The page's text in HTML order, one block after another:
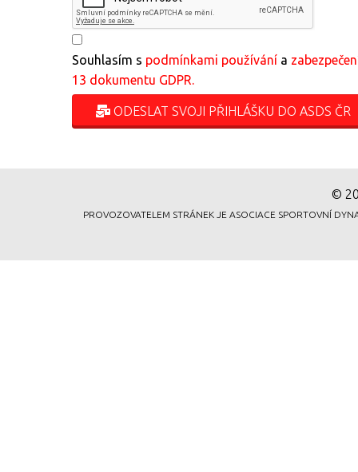
Souhlasím s podmínkami používání a
13 dokumentu GDPR.
ODESLAT SVOJI PŘIHLÁŠKU DO ASDS ČR
©
PROVOZOVATELEM STRÁNEK JE ASOCIACE SPORTOVNÍ